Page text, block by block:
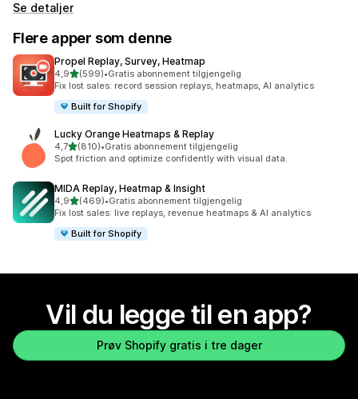
Se detaljer
Flere apper som denne
Propel Replay, Survey, Heatmap
4,9av 5 stjerner
(599)
Totalt 599 omtaler
•Gratis abonnement tilgjengelig
Fix lost sales: record session replays, heatmaps, AI analytics
Built for Shopify
Lucky Orange Heatmaps & Replay
4,7av 5 stjerner
(810)
Totalt 810 omtaler
•Gratis abonnement tilgjengelig
Spot friction and optimize confidently with visual data.
MIDA Replay, Heatmap & Insight
4,9av 5 stjerner
(469)
Totalt 469 omtaler
•Gratis abonnement tilgjengelig
Fix lost sales: live replays, revenue heatmaps & AI analytics
Built for Shopify
Vil du legge til en app?
Prøv Shopify gratis i tre dager